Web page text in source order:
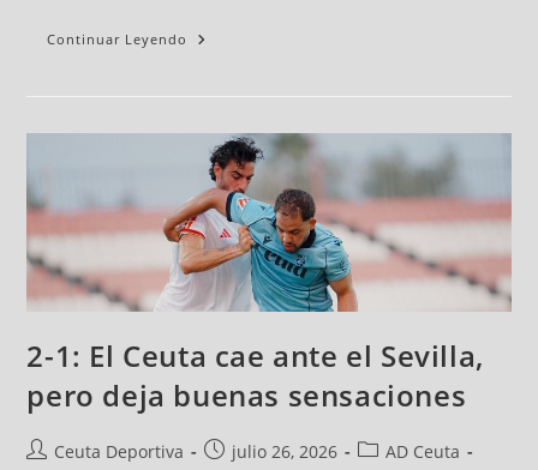
Continuar Leyendo
2-1: El Ceuta cae ante el Sevilla,
pero deja buenas sensaciones
Ceuta Deportiva julio 26, 2026
AD Ceuta